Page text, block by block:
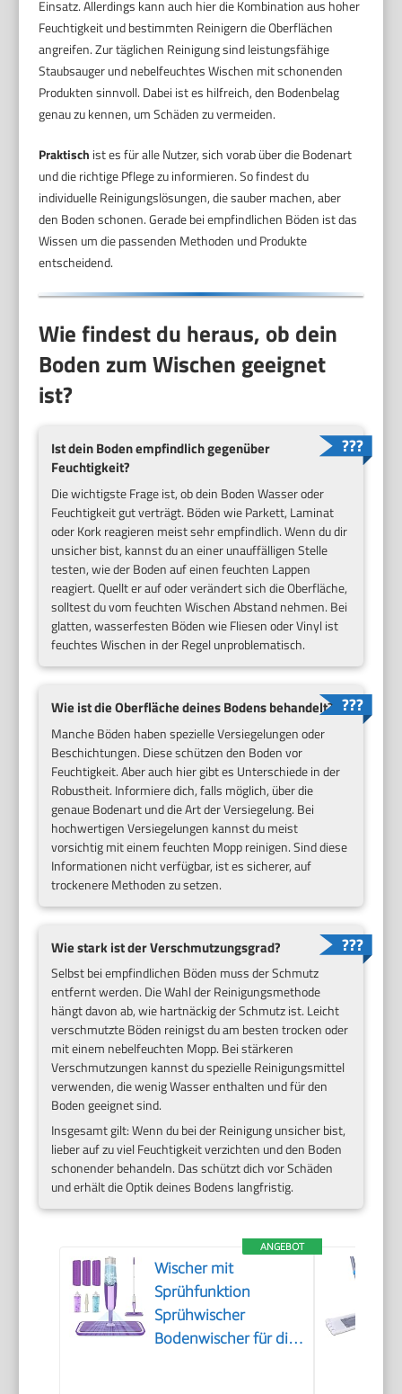
Einsatz. Allerdings kann auch hier die Kombination aus hoher
Feuchtigkeit und bestimmten Reinigern die Oberflächen
angreifen. Zur täglichen Reinigung sind leistungsfähige
Staubsauger und nebelfeuchtes Wischen mit schonenden
Produkten sinnvoll. Dabei ist es hilfreich, den Bodenbelag
genau zu kennen, um Schäden zu vermeiden.
Praktisch ist es für alle Nutzer, sich vorab über die Bodenart
und die richtige Pflege zu informieren. So findest du
individuelle Reinigungslösungen, die sauber machen, aber
den Boden schonen. Gerade bei empfindlichen Böden ist das
Wissen um die passenden Methoden und Produkte
entscheidend.
Wie findest du heraus, ob dein
Boden zum Wischen geeignet
ist?
Ist dein Boden empfindlich gegenüber
Feuchtigkeit?
Die wichtigste Frage ist, ob dein Boden Wasser oder
Feuchtigkeit gut verträgt. Böden wie Parkett, Laminat
oder Kork reagieren meist sehr empfindlich. Wenn du dir
unsicher bist, kannst du an einer unauffälligen Stelle
testen, wie der Boden auf einen feuchten Lappen
reagiert. Quellt er auf oder verändert sich die Oberfläche,
solltest du vom feuchten Wischen Abstand nehmen. Bei
glatten, wasserfesten Böden wie Fliesen oder Vinyl ist
feuchtes Wischen in der Regel unproblematisch.
Wie ist die Oberfläche deines Bodens behandelt?
Manche Böden haben spezielle Versiegelungen oder
Beschichtungen. Diese schützen den Boden vor
Feuchtigkeit. Aber auch hier gibt es Unterschiede in der
Robustheit. Informiere dich, falls möglich, über die
genaue Bodenart und die Art der Versiegelung. Bei
hochwertigen Versiegelungen kannst du meist
vorsichtig mit einem feuchten Mopp reinigen. Sind diese
Informationen nicht verfügbar, ist es sicherer, auf
trockenere Methoden zu setzen.
Wie stark ist der Verschmutzungsgrad?
Selbst bei empfindlichen Böden muss der Schmutz
entfernt werden. Die Wahl der Reinigungsmethode
hängt davon ab, wie hartnäckig der Schmutz ist. Leicht
verschmutzte Böden reinigst du am besten trocken oder
mit einem nebelfeuchten Mopp. Bei stärkeren
Verschmutzungen kannst du spezielle Reinigungsmittel
verwenden, die wenig Wasser enthalten und für den
Boden geeignet sind.
Insgesamt gilt: Wenn du bei der Reinigung unsicher bist,
lieber auf zu viel Feuchtigkeit verzichten und den Boden
schonender behandeln. Das schützt dich vor Schäden
und erhält die Optik deines Bodens langfristig.
ANGEBOT
Wischer mit
Sprühfunktion
Sprühwischer
Bodenwischer für die